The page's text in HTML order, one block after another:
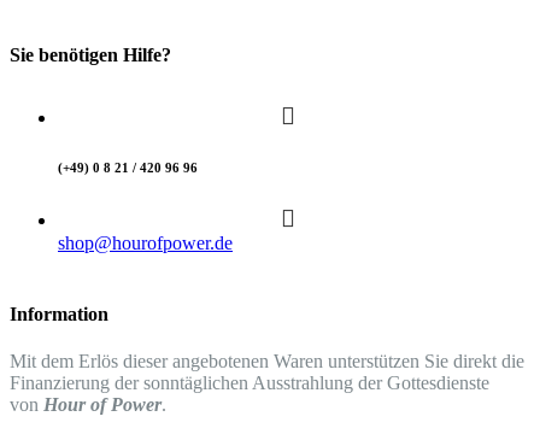
Sie benötigen Hilfe?
(+49) 0 8 21 / 420 96 96
shop@hourofpower.de
Information
Mit dem Erlös dieser angebotenen Waren unterstützen Sie direkt die
Finanzierung der sonntäglichen Ausstrahlung der Gottesdienste
von Hour of Power.